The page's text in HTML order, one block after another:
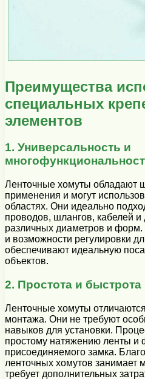
Преимущества
специальных
элементов
1. Универсальность и
Ленточные хомуты обладают
применения и могут
областях. Они идеально
проводов, шлангов, кабелей и
различных диаметров и форм.
и возможности регулировки
обеспечивают идеальную
объектов.
2. Простота и
Ленточные хомуты
монтажа. Они не требуют
навыков для установки.
простому натяжению ленты
присоединяемого замка.
ленточных хомутов занимает
требует дополнительных